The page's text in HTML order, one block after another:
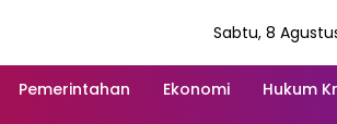
Sabtu, 8
Pemerintahan Ekonomi Hukum